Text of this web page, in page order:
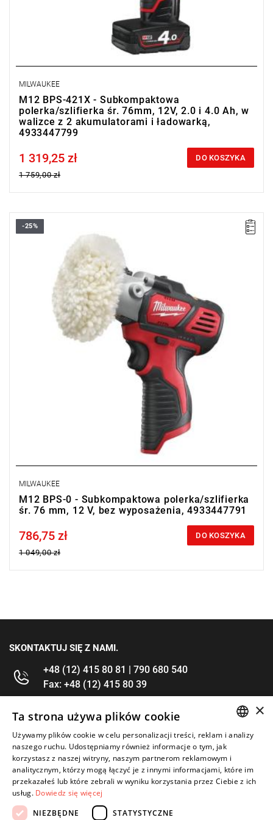
MILWAUKEE
M12 BPS-421X - Subkompaktowa
polerka/szlifierka śr. 76mm, 12V, 2.0 i 4.0 Ah, w
walizce z 2 akumulatorami i ładowarką,
4933447799
Price tax included
1 319,25 zł
1 759,00 zł
DO KOSZYKA
Bardzo wytrzymała, polerka/szlifierka o kompaktowej budowie i
długości jedynie 130 mm, dzięki czemu umożliwia dojście do
miejsc o ograniczonej dostępności.
-25%
MILWAUKEE
M12 BPS-0 - Subkompaktowa polerka/szlifierka
śr. 76 mm, 12 V, bez wyposażenia, 4933447791
Price tax included
786,75 zł
1 049,00 zł
DO KOSZYKA
SKONTAKTUJ SIĘ Z NAMI.
+48 (12) 415 80 81 | 790 680 540
Fax: +48 (12) 415 80 39
kontakt@im-narzedzia.pl
INFORMACJE
OFERTA
MOJE KONTO
ENGLISH
×
Ta strona używa plików cookie
Używamy plików cookie w celu personalizacji treści, reklam i analizy
naszego ruchu. Udostępniamy również informacje o tym, jak
korzystasz z naszej witryny, naszym partnerom reklamowym i
analitycznym, którzy mogą łączyć je z innymi informacjami, które im
przekazałeś lub które zebrali w wyniku korzystania przez Ciebie z ich
usług. Dowiedz się więcej
NIEZBĘDNE
STATYSTYCZNE